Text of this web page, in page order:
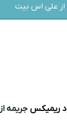
از علی اس بیت
ریمیکس جریمه از